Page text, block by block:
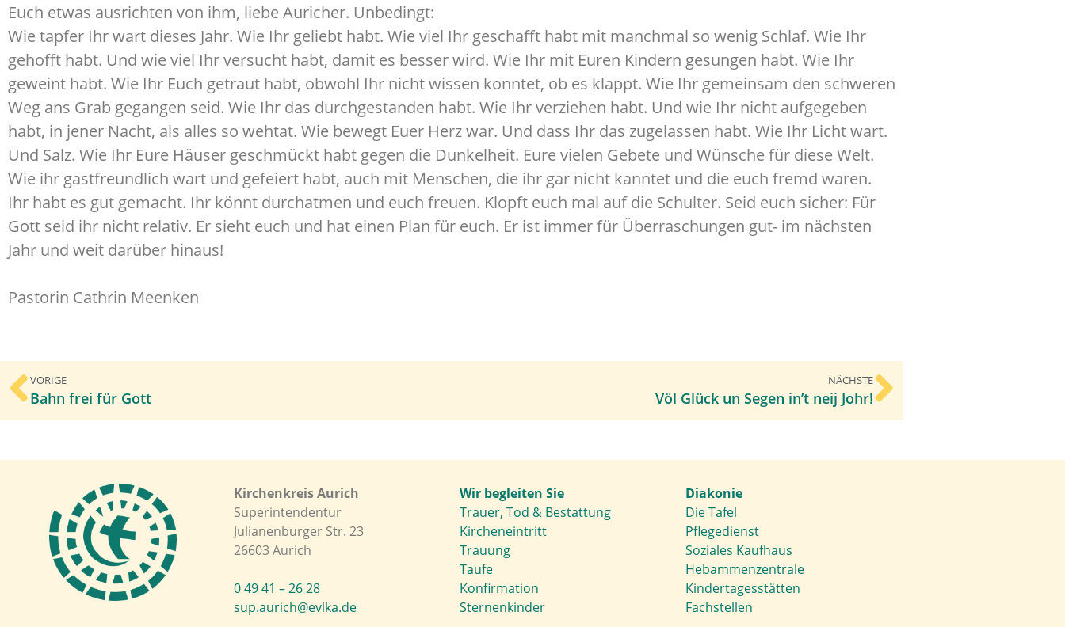
Euch etwas ausrichten von ihm, liebe Auricher. Unbedingt:
Wie tapfer Ihr wart dieses Jahr. Wie Ihr geliebt habt. Wie viel Ihr geschafft habt mit manchmal so wenig Schlaf. Wie Ihr
gehofft habt. Und wie viel Ihr versucht habt, damit es besser wird. Wie Ihr mit Euren Kindern gesungen habt. Wie Ihr
geweint habt. Wie Ihr Euch getraut habt, obwohl Ihr nicht wissen konntet, ob es klappt. Wie Ihr gemeinsam den schweren
Weg ans Grab gegangen seid. Wie Ihr das durchgestanden habt. Wie Ihr verziehen habt. Und wie Ihr nicht aufgegeben
habt, in jener Nacht, als alles so wehtat. Wie bewegt Euer Herz war. Und dass Ihr das zugelassen habt. Wie Ihr Licht wart.
Und Salz. Wie Ihr Eure Häuser geschmückt habt gegen die Dunkelheit. Eure vielen Gebete und Wünsche für diese Welt.
Wie ihr gastfreundlich wart und gefeiert habt, auch mit Menschen, die ihr gar nicht kanntet und die euch fremd waren.
Ihr habt es gut gemacht. Ihr könnt durchatmen und euch freuen. Klopft euch mal auf die Schulter. Seid euch sicher: Für
Gott seid ihr nicht relativ. Er sieht euch und hat einen Plan für euch. Er ist immer für Überraschungen gut- im nächsten
Jahr und weit darüber hinaus!
Pastorin Cathrin Meenken
VORIGE
Bahn frei für Gott
NÄCHSTE
Völ Glück un Segen in’t neij Johr!
Kirchenkreis Aurich
Superintendentur
Julianenburger Str. 23
26603 Aurich
0 49 41 – 26 28
sup.aurich@evlka.de
Wir begleiten Sie
Trauer, Tod & Bestattung
Kircheneintritt
Trauung
Taufe
Konfirmation
Sternenkinder
Diakonie
Die Tafel
Pflegedienst
Soziales Kaufhaus
Hebammenzentrale
Kindertagesstätten
Fachstellen